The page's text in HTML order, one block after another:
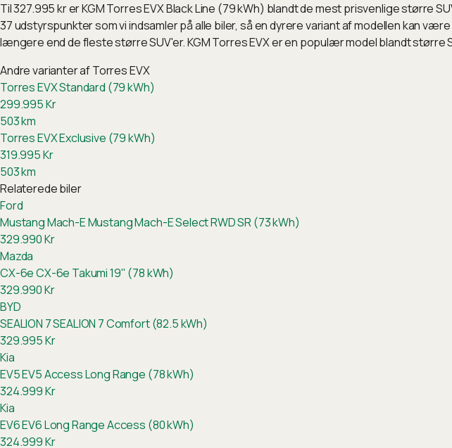
Til 327.995 kr er KGM Torres EVX Black Line (79 kWh) blandt de mest prisvenlige større
37 udstyrspunkter som vi indsamler på alle biler, så en dyrere variant af modellen kan
længere end de fleste større SUV'er. KGM Torres EVX er en populær model blandt større
Andre varianter afTorres EVX
Torres EVX Standard (79 kWh)
299.995Kr
503km
Torres EVX Exclusive (79 kWh)
319.995Kr
503km
Relaterede biler
Ford
Mustang Mach-EMustang Mach-E Select RWD SR (73 kWh)
329.990Kr
Mazda
CX-6eCX-6e Takumi 19" (78 kWh)
329.990Kr
BYD
SEALION 7SEALION 7 Comfort (82.5 kWh)
329.995Kr
Kia
EV5EV5 Access Long Range (78 kWh)
324.999Kr
Kia
EV6EV6 Long Range Access (80 kWh)
324.999Kr